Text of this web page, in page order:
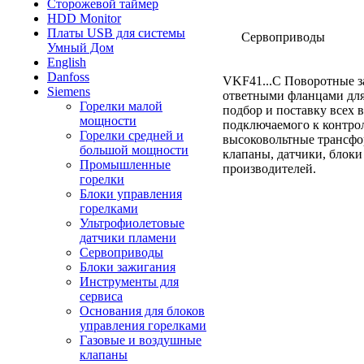
Сторожевой таймер
HDD Monitor
Платы USB для системы
Умный Дом
English
Danfoss
Siemens
Горелки малой
мощности
Горелки средней и
большой мощности
Промышленные
горелки
Блоки управления
горелками
Ультрофиолетовые
датчики пламени
Сервоприводы
Блоки зажигания
Инструменты для
сервиса
Основания для блоков
управления горелками
Газовые и воздушные
клапаны
Сервоприводы
VKF41...C Поворотные
ответными фланцами
подбор и поставку всех
подключаемого к
высоковольтные
клапаны, датчики,
производителей.